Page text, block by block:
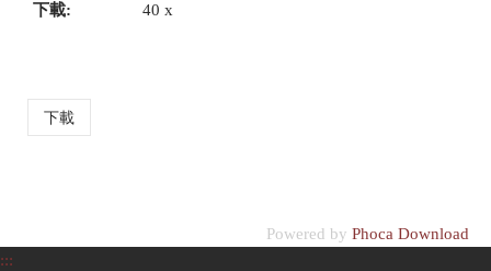
下載: 40 x
Powered by Phoca Download
:::